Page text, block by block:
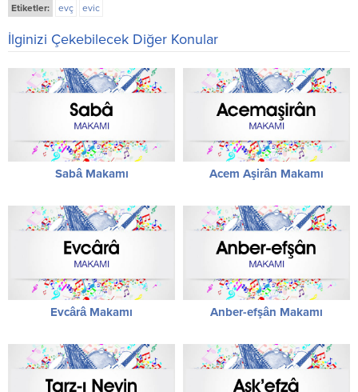
Etiketler: evç evic
İlginizi Çekebilecek Diğer Konular
Sabâ Makamı Acem Aşirân Makamı
Evcârâ Makamı Anber-efşân Makamı